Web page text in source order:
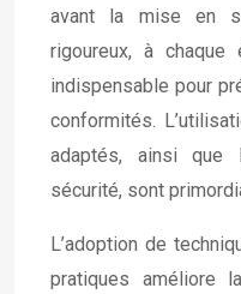
avant la mise en
rigoureux, à
indispensable pour
conformités.
adaptés, ainsi
sécurité, sont
L’adoption de
pratiques améliore